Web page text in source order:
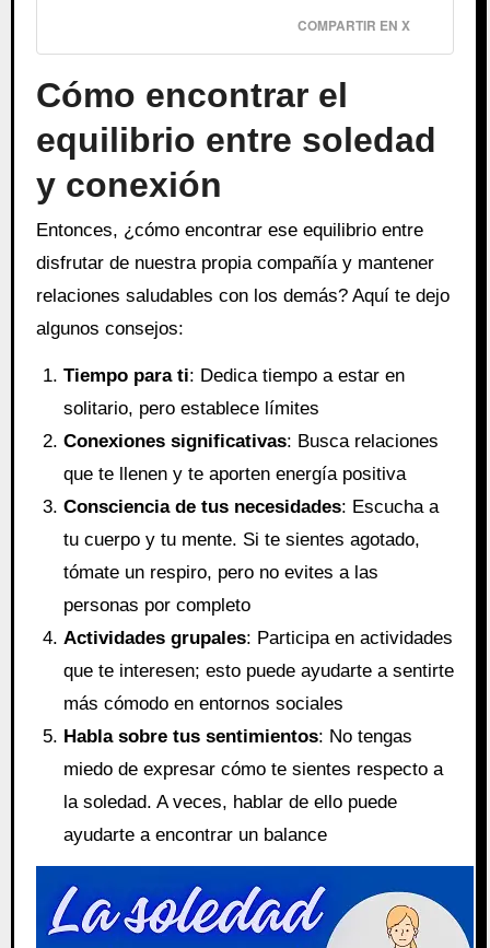
COMPARTIR EN X
Cómo encontrar el
equilibrio entre soledad
y conexión
Entonces, ¿cómo encontrar ese equilibrio entre
disfrutar de nuestra propia compañía y mantener
relaciones saludables con los demás? Aquí te dejo
algunos consejos:
Tiempo para ti: Dedica tiempo a estar en
solitario, pero establece límites
Conexiones significativas: Busca relaciones
que te llenen y te aporten energía positiva
Consciencia de tus necesidades: Escucha a
tu cuerpo y tu mente. Si te sientes agotado,
tómate un respiro, pero no evites a las
personas por completo
Actividades grupales: Participa en actividades
que te interesen; esto puede ayudarte a sentirte
más cómodo en entornos sociales
Habla sobre tus sentimientos: No tengas
miedo de expresar cómo te sientes respecto a
la soledad. A veces, hablar de ello puede
ayudarte a encontrar un balance